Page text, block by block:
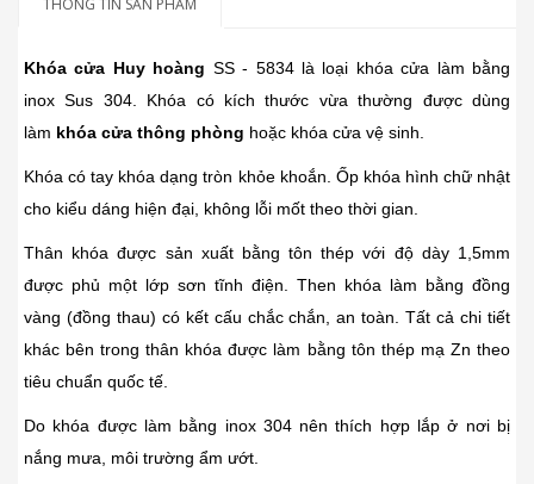
THÔNG TIN SẢN PHẨM
Khóa cửa Huy hoàng SS - 5834 là loại khóa cửa làm bằng
inox Sus 304. Khóa có kích thước vừa thường được dùng
làm khóa cửa thông phòng hoặc khóa cửa vệ sinh.
Khóa có tay khóa dạng tròn khỏe khoắn. Ốp khóa hình chữ nhật
cho kiểu dáng hiện đại, không lỗi mốt theo thời gian.
Thân khóa được sản xuất bằng tôn thép với độ dày 1,5mm
được phủ một lớp sơn tĩnh điện. Then khóa làm bằng đồng
vàng (đồng thau) có kết cấu chắc chắn, an toàn. Tất cả chi tiết
khác bên trong thân khóa được làm bằng tôn thép mạ Zn theo
tiêu chuẩn quốc tế.
Do khóa được làm bằng inox 304 nên thích hợp lắp ở nơi bị
nắng mưa, môi trường ẩm ướt.